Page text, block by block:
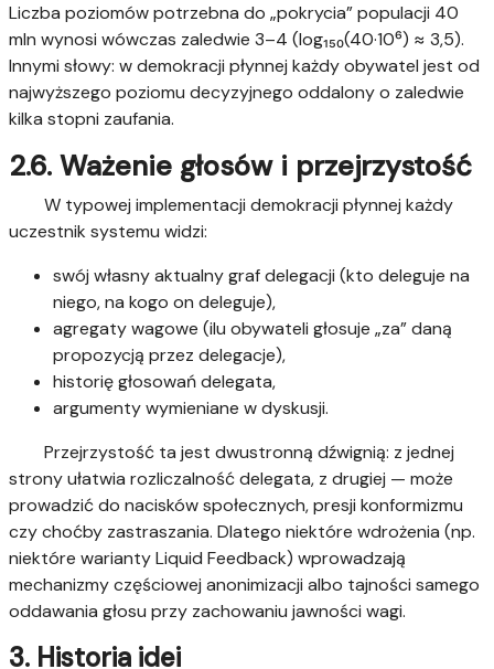
Liczba poziomów potrzebna do „pokrycia” populacji 40
mln wynosi wówczas zaledwie 3–4 (log₁₅₀(40·10⁶) ≈ 3,5).
Innymi słowy: w demokracji płynnej każdy obywatel jest od
najwyższego poziomu decyzyjnego oddalony o zaledwie
kilka stopni zaufania.
2.6. Ważenie głosów i przejrzystość
W typowej implementacji demokracji płynnej każdy
uczestnik systemu widzi:
swój własny aktualny graf delegacji (kto deleguje na
niego, na kogo on deleguje),
agregaty wagowe (ilu obywateli głosuje „za” daną
propozycją przez delegacje),
historię głosowań delegata,
argumenty wymieniane w dyskusji.
Przejrzystość ta jest dwustronną dźwignią: z jednej
strony ułatwia rozliczalność delegata, z drugiej — może
prowadzić do nacisków społecznych, presji konformizmu
czy choćby zastraszania. Dlatego niektóre wdrożenia (np.
niektóre warianty Liquid Feedback) wprowadzają
mechanizmy częściowej anonimizacji albo tajności samego
oddawania głosu przy zachowaniu jawności wagi.
3. Historia idei